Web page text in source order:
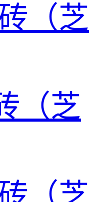
（芝